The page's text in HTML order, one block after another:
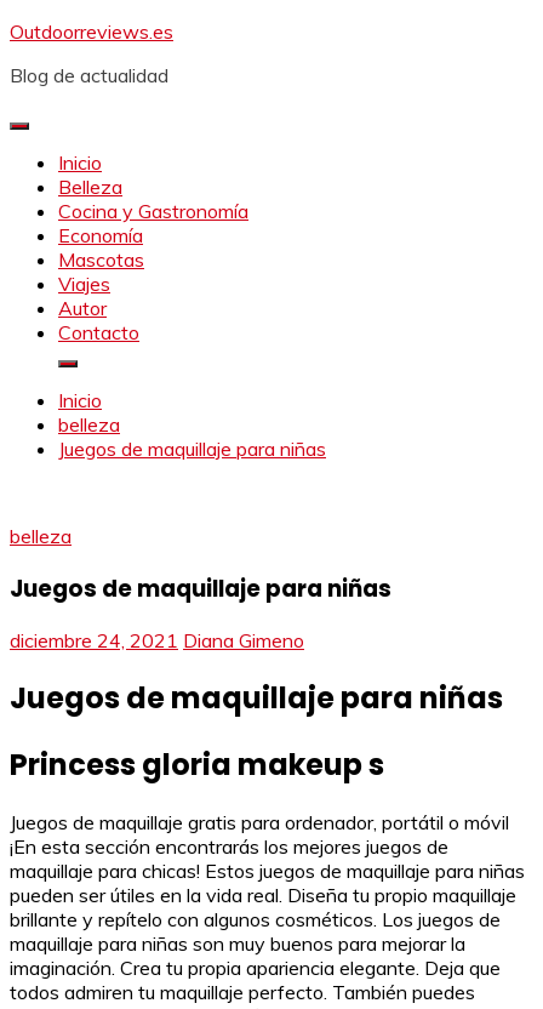
Saltar
contenido
Outdoorreviews.es
Blog de actualidad
Inicio
Belleza
Cocina y Gastronomía
Economía
Mascotas
Viajes
Autor
Contacto
Inicio
belleza
Juegos de maquillaje para niñas
belleza
Juegos de maquillaje para niñas
diciembre 24, 2021 Diana Gimeno
Juegos de maquillaje para niñas
Princess gloria makeup s
Juegos de maquillaje gratis para ordenador, portátil o móvil
¡En esta sección encontrarás los mejores juegos de
maquillaje para chicas! Estos juegos de maquillaje para niñas
pueden ser útiles en la vida real. Diseña tu propio maquillaje
brillante y repítelo con algunos cosméticos. Los juegos de
maquillaje para niñas son muy buenos para mejorar la
imaginación. Crea tu propia apariencia elegante. Deja que
todos admiren tu maquillaje perfecto. También puedes